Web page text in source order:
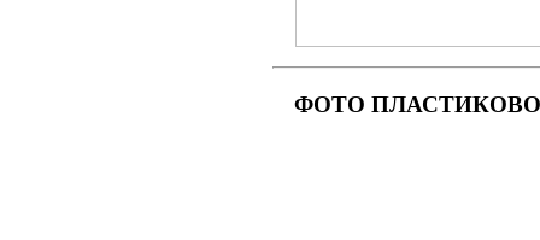
ФОТО